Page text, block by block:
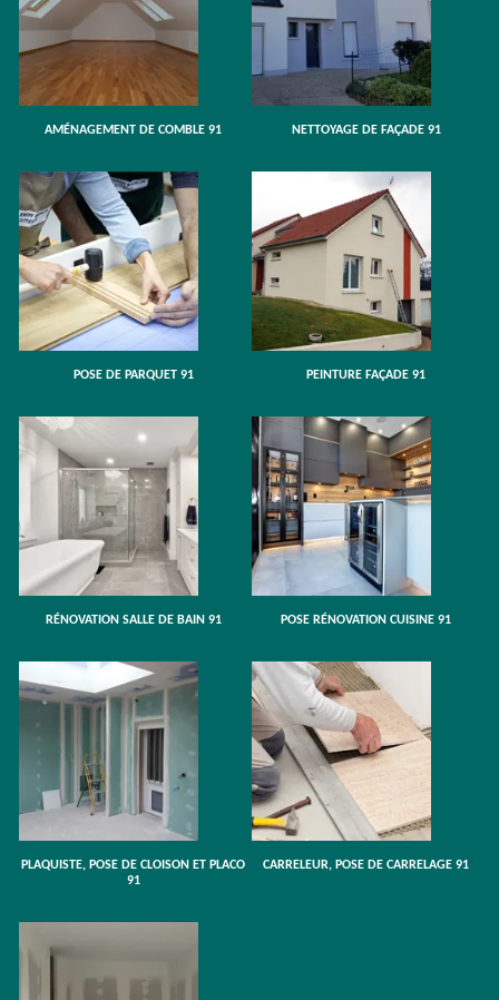
AMÉNAGEMENT DE COMBLE 91 NETTOYAGE DE FAÇADE 91
POSE DE PARQUET 91 PEINTURE FAÇADE 91
RÉNOVATION SALLE DE BAIN 91 POSE RÉNOVATION CUISINE 91
PLAQUISTE, POSE DE CLOISON ET PLACO
91
CARRELEUR, POSE DE CARRELAGE 91